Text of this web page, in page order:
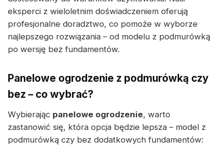
eksperci z wieloletnim doświadczeniem oferują
profesjonalne doradztwo, co pomoże w wyborze
najlepszego rozwiązania – od modelu z podmurówką
po wersję bez fundamentów.
Panelowe ogrodzenie z podmurówką czy
bez – co wybrać?
Wybierając panelowe ogrodzenie, warto
zastanowić się, która opcja będzie lepsza – model z
podmurówką czy bez dodatkowych fundamentów: